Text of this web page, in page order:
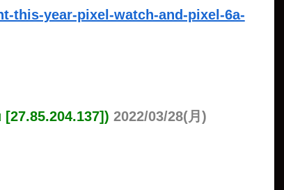
this-year-pixel-watch-and-pixel-6a-
[27.85.204.137]) 2022/03/28(月)